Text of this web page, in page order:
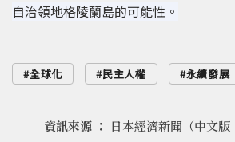
自治領地格陵蘭島的可能性。
全球化 民主人權 永續發展
資訊來源 ： 日本經濟新聞（中文版